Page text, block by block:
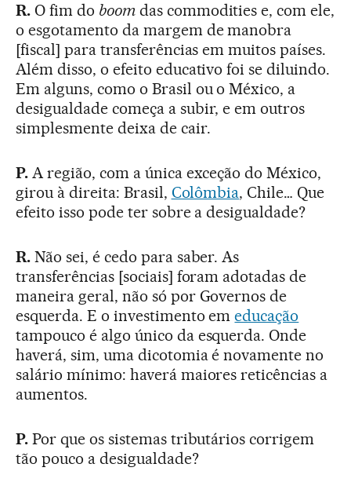
R.O fim do boomdas commodities e, com ele,
o esgotamento da margem de manobra
[fiscal] para transferências em muitos países.
Além disso, o efeito educativo foi se diluindo.
Em alguns, como o Brasil ou o México, a
desigualdade começa a subir, e em outros
simplesmente deixa de cair.
P.A região, com a única exceção do México,
girou à direita: Brasil, Colômbia, Chile… Que
efeito isso pode ter sobre a desigualdade?
R.Não sei, é cedo para saber. As
transferências [sociais] foram adotadas de
maneira geral, não só por Governos de
esquerda. E o investimento emeducação
tampouco é algo único da esquerda. Onde
haverá, sim, uma dicotomia é novamente no
salário mínimo: haverá maiores reticências a
aumentos.
P.Por que os sistemas tributários corrigem
tão pouco a desigualdade?